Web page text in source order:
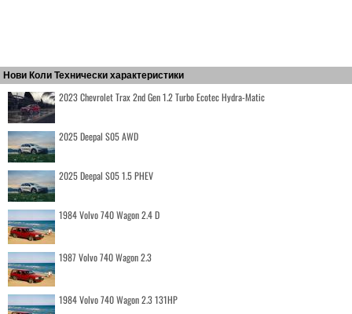
Нови Коли Технически характеристики
2023 Chevrolet Trax 2nd Gen 1.2 Turbo Ecotec Hydra-Matic
2025 Deepal S05 AWD
2025 Deepal S05 1.5 PHEV
1984 Volvo 740 Wagon 2.4 D
1987 Volvo 740 Wagon 2.3
1984 Volvo 740 Wagon 2.3 131HP